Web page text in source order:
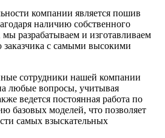
компании является пошив
наличию собственного
разрабатываем и изготавливаем
с самыми высокими
сотрудники нашей компании
любые вопросы, учитывая
ведется постоянная работа по
базовых моделей, что позволяет
самых взыскательных